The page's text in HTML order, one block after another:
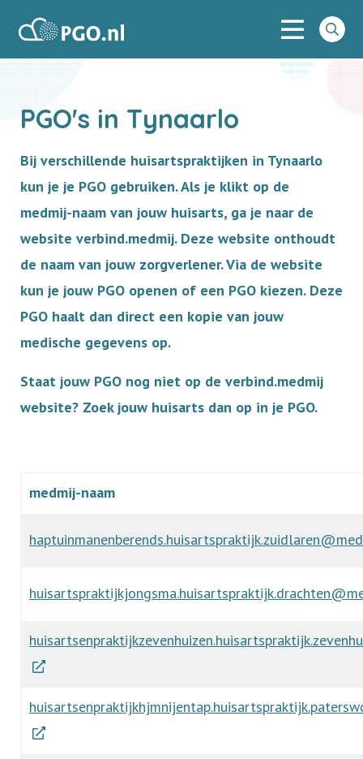
Menu
Go
to
PGO's in Tynaarlo
Bij verschillende huisartspraktijken in Tynaarlo
kun je je PGO gebruiken. Als je klikt op de
medmij-naam van jouw huisarts, ga je naar de
website verbind.medmij. Deze website onthoudt
de naam van jouw zorgverlener. Via de website
kun je jouw PGO openen of een PGO kiezen. Deze
PGO haalt dan direct een kopie van jouw
medische gegevens op.
Staat jouw PGO nog niet op de verbind.medmij
website? Zoek jouw huisarts dan op in je PGO.
medmij-naam